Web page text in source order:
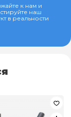
к нам и
наш
в реальности